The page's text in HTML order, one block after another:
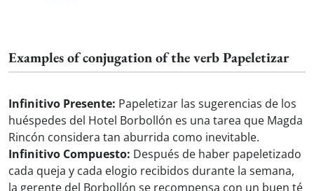
Examples of conjugation of the verb Papeletizar
Infinitivo Presente: Papeletizar las sugerencias de los
huéspedes del Hotel Borbollón es una tarea que Magda
Rincón considera tan aburrida como inevitable.
Infinitivo Compuesto: Después de haber papeletizado
cada queja y cada elogio recibidos durante la semana,
la gerente del Borbollón se recompensa con un buen té